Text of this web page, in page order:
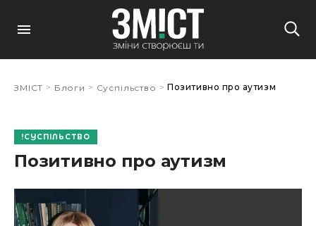
ЗМІСТ > Блоги > Суспільство > Позитивно про аутизм
СУСПІЛЬСТВО
Позитивно про аутизм